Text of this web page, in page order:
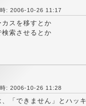
: 2006-10-26 11:17
カスを移すとか
検索させるとか
: 2006-10-26 11:28
、「できません」とハッ